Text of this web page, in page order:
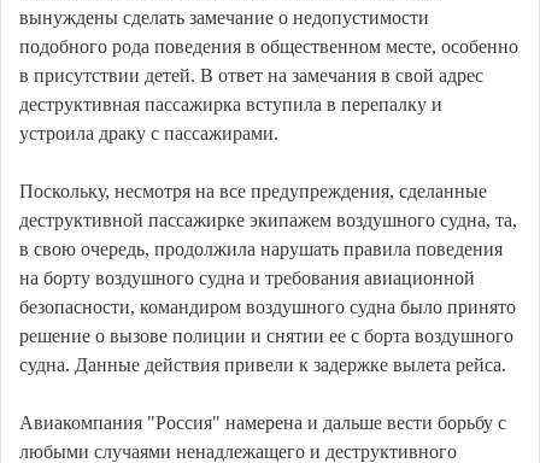
вынуждены сделать замечание о недопустимости
подобного рода поведения в общественном месте, особенно
в присутствии детей. В ответ на замечания в свой адрес
деструктивная пассажирка вступила в перепалку и
устроила драку с пассажирами.
Поскольку, несмотря на все предупреждения, сделанные
деструктивной пассажирке экипажем воздушного судна, та,
в свою очередь, продолжила нарушать правила поведения
на борту воздушного судна и требования авиационной
безопасности, командиром воздушного судна было принято
решение о вызове полиции и снятии ее с борта воздушного
судна. Данные действия привели к задержке вылета рейса.
Авиакомпания "Россия" намерена и дальше вести борьбу с
любыми случаями ненадлежащего и деструктивного